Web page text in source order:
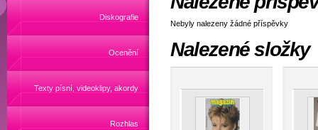
Diskografie
Ocenění
Texty písní, videoklipy, akordy
Rozhlas
Nebyly nalezeny žádné příspěvky
Nalezené složky